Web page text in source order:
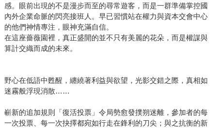
感。眼前出現的不是漫步而至的尋常遊客，而是一群準備掌控國
內外企業命脈的閃亮接班人。早已習慣站在權力與資本交會中心
的他們神情專注，眼神充滿自信。
在這座薔薇園裡，真正盛開的並不只有美麗的花朵，而是權謀與
算計交織而成的未來。
野心在低語中甦醒，纏繞著利益與欲望，光影交錯之際，真相如
迷霧般浮現消散……
嶄新的追加規則「復活投票」令局勢愈發撲朔迷離，參加者的每
一次投票、每一次抉擇都宛如行走在鋒利的刀尖；與之抗衡的新